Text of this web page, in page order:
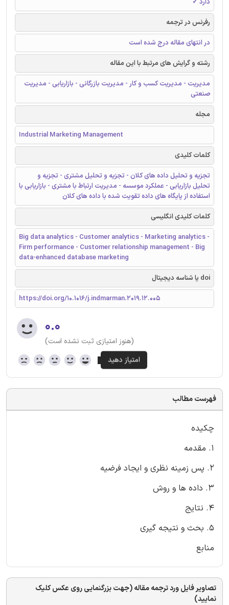
رفرنس در ترجمه
در انتهای مقاله درج شده است
رشته و گرایش های مرتبط با این مقاله
مدیریت - مدیریت کسب و کار - مدیریت بازرگانی - بازاریابی - مدیریت
صنعتی
مجله
Industrial Marketing Management
کلمات کلیدی
تجزیه و تحلیل داده های کلان - تجزیه و تحلیل مشتری - تجزیه و
تحلیل بازاریابی - عملکرد موسسه - مدیریت ارتباط با مشتری - بازاریابی با
استفاده از پایگاه های داده تقویت شده با داده های کلان
کلمات کلیدی انگلیسی
Big data analytics - Customer analytics - Marketing analytics -
Firm performance - Customer relationship management - Big
data-enhanced database marketing
doi یا شناسه دیجیتال
https://doi.org/10.1016/j.indmarman.2019.12.005
۰.۰
(هنوز امتیازی ثبت نشده است)
فهرست مطالب
چکیده
1. مقدمه
2. پس زمینه نظری و ایجاد فرضیه
3. داده ها و روش
4. نتایج
5. بحث و نتیجه گیری
منابع
تصاویر فایل ورد ترجمه مقاله (جهت بزرگنمایی روی عکس کلیک
نمایید)